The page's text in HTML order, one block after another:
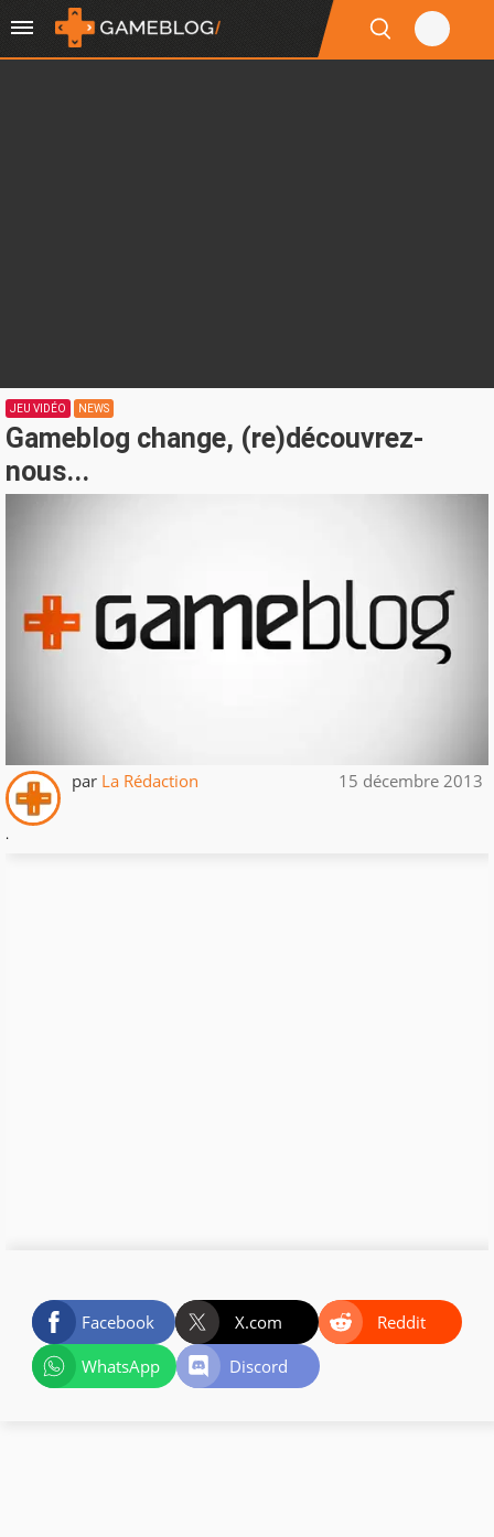
JEU VIDÉO NEWS
Gameblog change, (re)découvrez-
nous...
par La Rédaction 15 décembre 2013
.
Facebook X.com
Reddit
WhatsApp
Discord